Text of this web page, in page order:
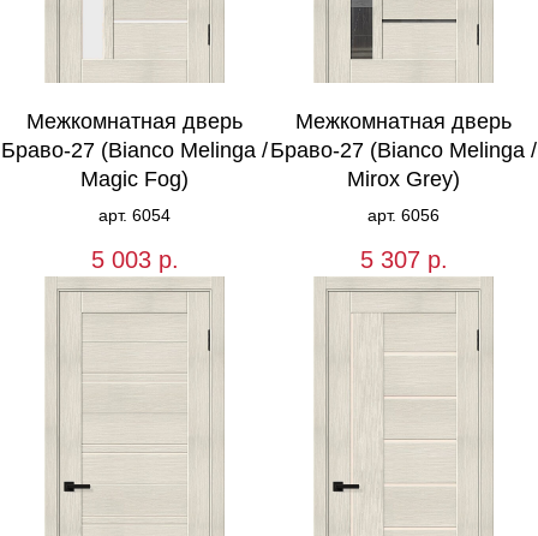
Межкомнатная дверь
Браво-27 (Bianco Melinga /
Magic Fog)
арт. 6054
5 003 р.
Межкомнатная дверь
Браво-27 (Bianco Melinga /
Mirox Grey)
арт. 6056
5 307 р.